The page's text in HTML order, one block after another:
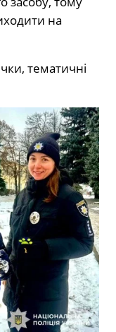
на
тематичні